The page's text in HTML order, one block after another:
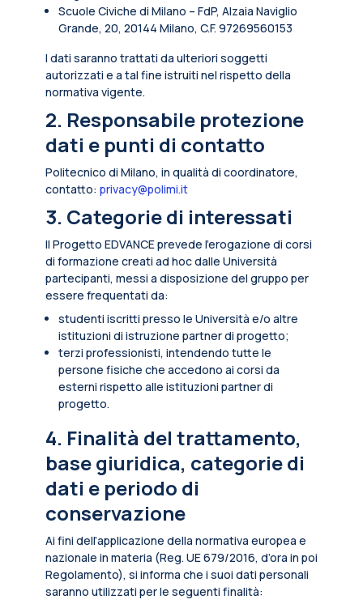
Scuole Civiche di Milano – FdP, Alzaia Naviglio
Grande, 20, 20144 Milano, C.F. 97269560153
I dati saranno trattati da ulteriori soggetti
autorizzati e a tal fine istruiti nel rispetto della
normativa vigente.
2. Responsabile protezione
dati e punti di contatto
Politecnico di Milano, in qualità di coordinatore,
contatto: privacy@polimi.it
3. Categorie di interessati
Il Progetto EDVANCE prevede l’erogazione di corsi
di formazione creati ad hoc dalle Università
partecipanti, messi a disposizione del gruppo per
essere frequentati da:
studenti iscritti presso le Università e/o altre
istituzioni di istruzione partner di progetto;
terzi professionisti, intendendo tutte le
persone fisiche che accedono ai corsi da
esterni rispetto alle istituzioni partner di
progetto.
4. Finalità del trattamento,
base giuridica, categorie di
dati e periodo di
conservazione
Ai fini dell’applicazione della normativa europea e
nazionale in materia (Reg. UE 679/2016, d’ora in poi
Regolamento), si informa che i suoi dati personali
saranno utilizzati per le seguenti finalità: